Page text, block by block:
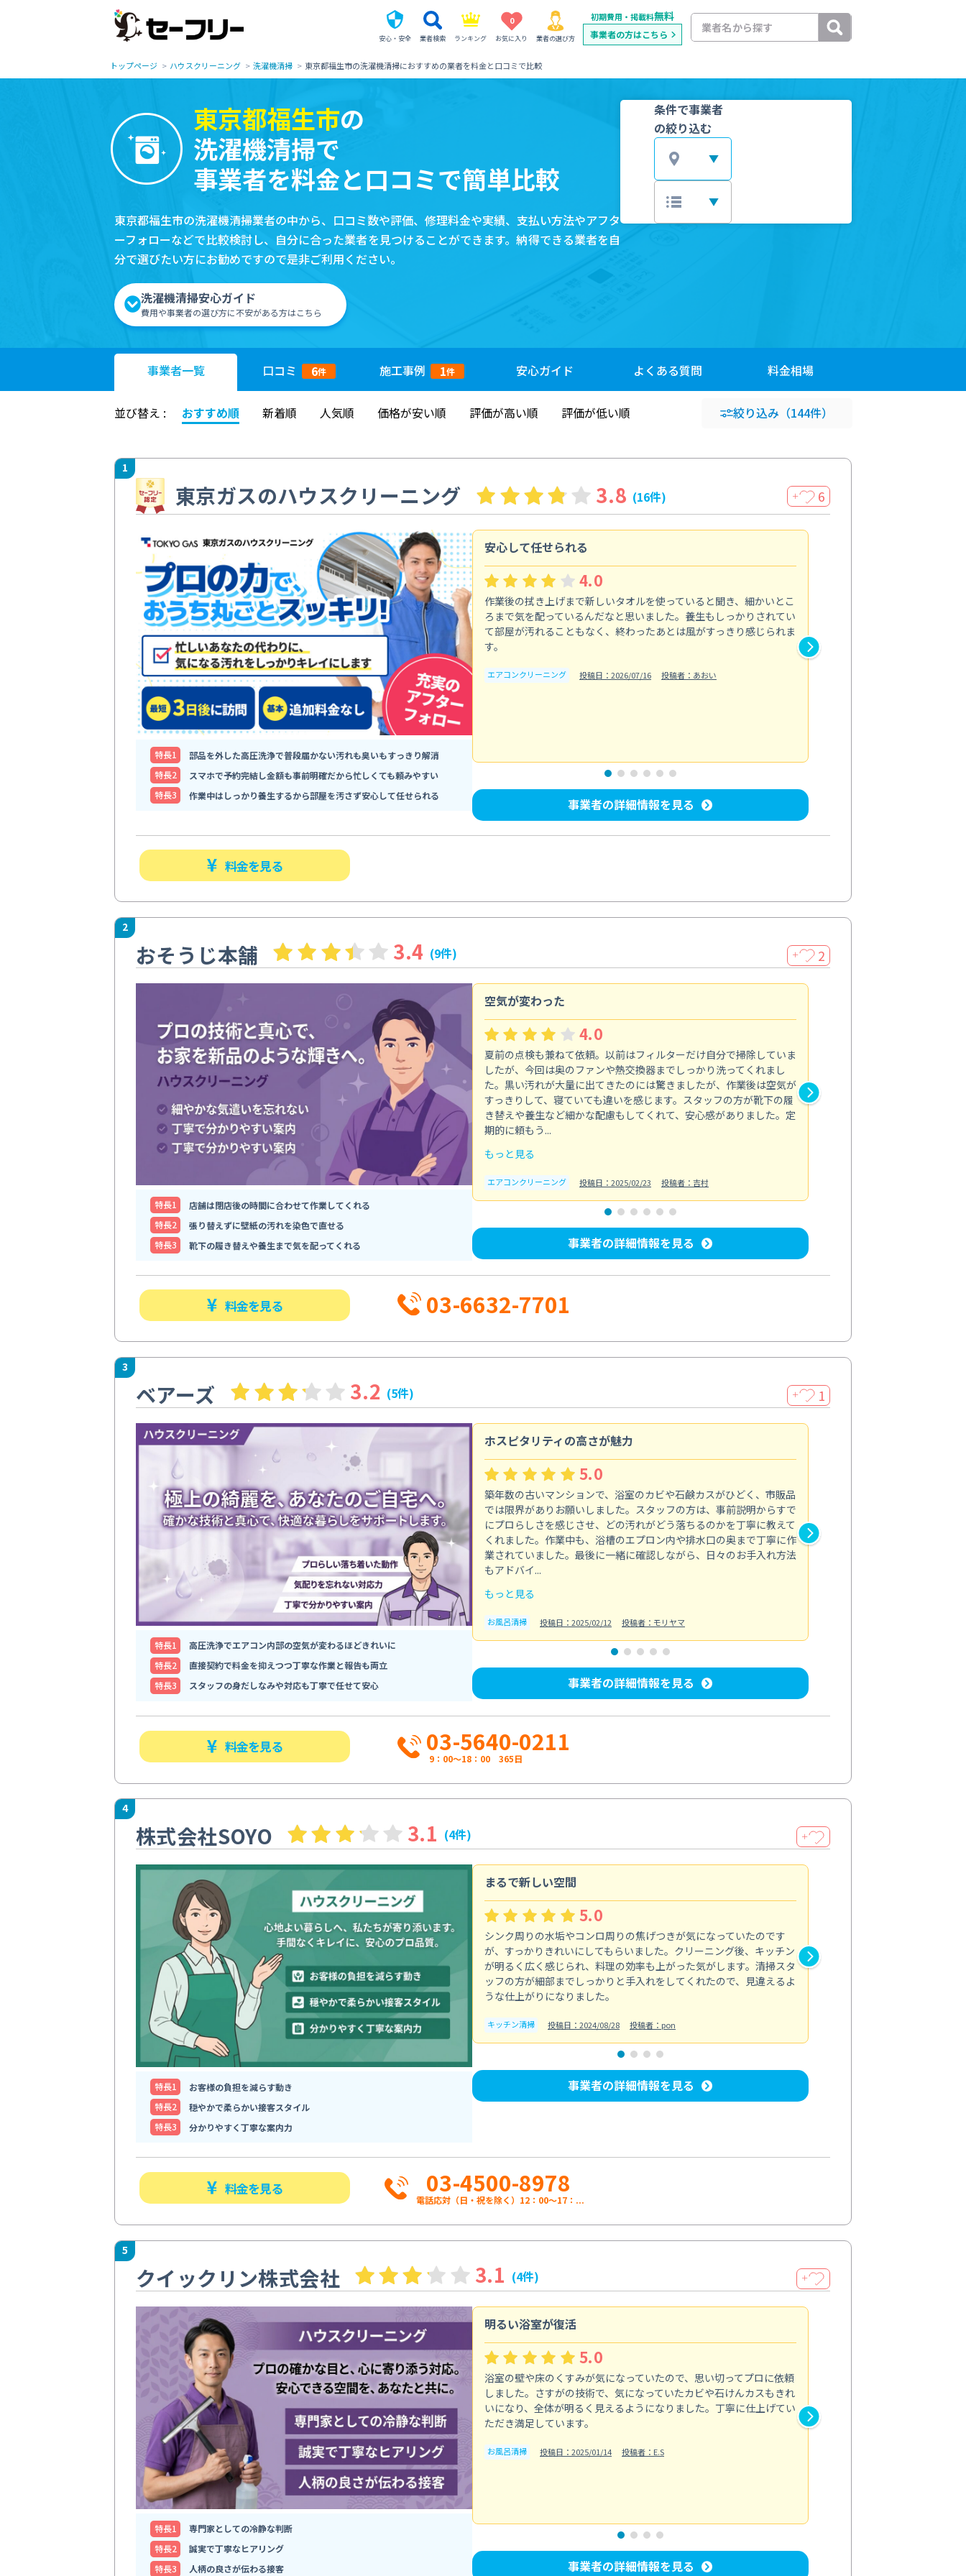
安心・安全 業者検索 ランキング
0
お気に入り 業者の選び方
初期費用・掲載料無料
事業者の方はこちら
トップページ ハウスクリーニング 洗濯機清掃 東京都福生市の洗濯機清掃におすすめの業者を料金と口コミで比較
東京都福生市の
洗濯機清掃で
事業者を料金と口コミで簡単比較
東京都福生市の洗濯機清掃業者の中から、口コミ数や評価、修理料金や実績、支払い方法やアフタ
ーフォローなどで比較検討し、自分に合った業者を見つけることができます。納得できる業者を自
分で選びたい方にお勧めですので是非ご利用ください。
洗濯機清掃安心ガイド
費用や事業者の選び方に不安がある方はこちら
条件で事業者
の絞り込む
事業者一覧 口コミ 6件 施工事例 1件 安心ガイド よくある質問 料金相場
並び替え : おすすめ順 新着順 人気順 価格が安い順 評価が高い順 評価が低い順 絞り込み （144件）
1
東京ガスのハウスクリーニング 3.8 (16件) ＋ 6
特⻑1
部品を外した高圧洗浄で普段届かない汚れも臭いもすっきり解消
特⻑2
スマホで予約完結し金額も事前明確だから忙しくても頼みやすい
特⻑3
作業中はしっかり養生するから部屋を汚さず安心して任せられる
安心して任せられる
4.0
作業後の拭き上げまで新しいタオルを使っていると聞き、細かいとこ
ろまで気を配っているんだなと思いました。養生もしっかりされてい
て部屋が汚れることもなく、終わったあとは風がすっきり感じられま
す。
エアコンクリーニング 投稿日：2026/07/16 投稿者：あおい
事業者の詳細情報を見る
料金を見る
2
おそうじ本舗 3.4 (9件) ＋ 2
特⻑1
店舗は閉店後の時間に合わせて作業してくれる
特⻑2
張り替えずに壁紙の汚れを染色で直せる
特⻑3
靴下の履き替えや養生まで気を配ってくれる
空気が変わった
4.0
夏前の点検も兼ねて依頼。以前はフィルターだけ自分で掃除していま
したが、今回は奥のファンや熱交換器までしっかり洗ってくれまし
た。黒い汚れが大量に出てきたのには驚きましたが、作業後は空気が
すっきりして、寝ていても違いを感じます。スタッフの方が靴下の履
き替えや養生など細かな配慮もしてくれて、安心感がありました。定
期的に頼もう...
もっと見る
エアコンクリーニング 投稿日：2025/02/23 投稿者：吉村
事業者の詳細情報を見る
料金を見る 03-6632-7701
3
ベアーズ 3.2 (5件) ＋ 1
特⻑1
高圧洗浄でエアコン内部の空気が変わるほどきれいに
特⻑2
直接契約で料金を抑えつつ丁寧な作業と報告も両立
特⻑3
スタッフの身だしなみや対応も丁寧で任せて安心
ホスピタリティの高さが魅力
5.0
築年数の古いマンションで、浴室のカビや石鹸カスがひどく、市販品
では限界がありお願いしました。スタッフの方は、事前説明からすで
にプロらしさを感じさせ、どの汚れがどう落ちるのかを丁寧に教えて
くれました。作業中も、浴槽のエプロン内や排水口の奥まで丁寧に作
業されていました。最後に一緒に確認しながら、日々のお手入れ方法
もアドバイ...
もっと見る
お風呂清掃 投稿日：2025/02/12 投稿者：モリヤマ
事業者の詳細情報を見る
料金を見る 03-5640-0211
9：00～18：00 365日
4
株式会社SOYO 3.1 (4件) ＋
特⻑1
お客様の負担を減らす動き
特⻑2
穏やかで柔らかい接客スタイル
特⻑3
分かりやすく丁寧な案内力
まるで新しい空間
5.0
シンク周りの水垢やコンロ周りの焦げつきが気になっていたのです
が、すっかりきれいにしてもらいました。クリーニング後、キッチン
が明るく広く感じられ、料理の効率も上がった気がします。清掃スタ
ッフの方が細部までしっかりと手入れをしてくれたので、見違えるよ
うな仕上がりになりました。
キッチン清掃 投稿日：2024/08/28 投稿者：pon
事業者の詳細情報を見る
料金を見る 03-4500-8978
電話応対（日・祝を除く）12：00～17：...
5
クイックリン株式会社 3.1 (4件) ＋
特⻑1
専門家としての冷静な判断
特⻑2
誠実で丁寧なヒアリング
特⻑3
人柄の良さが伝わる接客
明るい浴室が復活
5.0
浴室の壁や床のくすみが気になっていたので、思い切ってプロに依頼
しました。さすがの技術で、気になっていたカビや石けんカスもきれ
いになり、全体が明るく見えるようになりました。丁寧に仕上げてい
ただき満足しています。
お風呂清掃 投稿日：2025/01/14 投稿者：E.S
事業者の詳細情報を見る